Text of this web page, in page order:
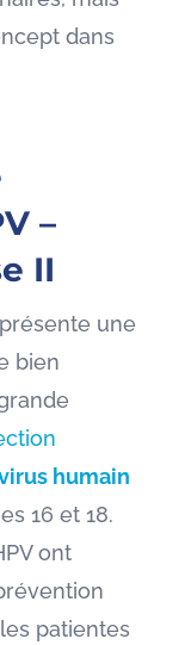
dans
–
II
une
bien
humain
16 et 18.
ont
patientes